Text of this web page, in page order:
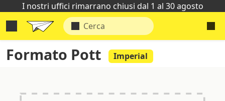
I nostri uffici rimarrano chiusi dal 1 al 30 agosto
Formato Pott Imperial